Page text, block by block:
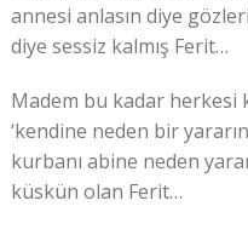
annesi anlasın diye
diye sessiz kalmış Ferit…
Madem bu kadar
‘kendine neden bir
kurbanı abine neden
küskün olan Ferit…